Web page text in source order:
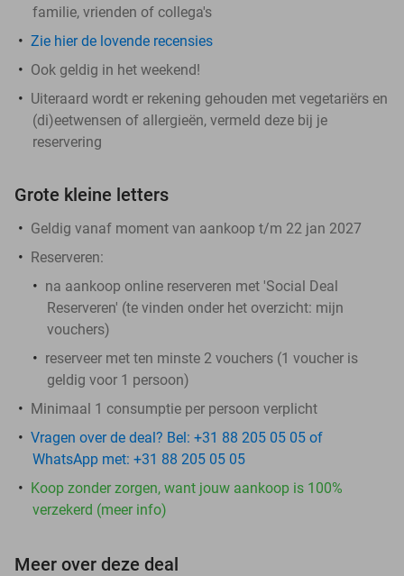
familie, vrienden of collega's
Zie hier de lovende recensies
Ook geldig in het weekend!
Uiteraard wordt er rekening gehouden met vegetariërs en
(di)eetwensen of allergieën, vermeld deze bij je
reservering
Grote kleine letters
Geldig vanaf moment van aankoop t/m 22 jan 2027
Reserveren:
na aankoop online reserveren met 'Social Deal
Reserveren' (te vinden onder het overzicht: mijn
vouchers)
reserveer met ten minste 2 vouchers (1 voucher is
geldig voor 1 persoon)
Minimaal 1 consumptie per persoon verplicht
Vragen over de deal? Bel: +31 88 205 05 05 of
WhatsApp met: +31 88 205 05 05
Koop zonder zorgen, want jouw aankoop is 100%
verzekerd (meer info)
Meer over deze deal